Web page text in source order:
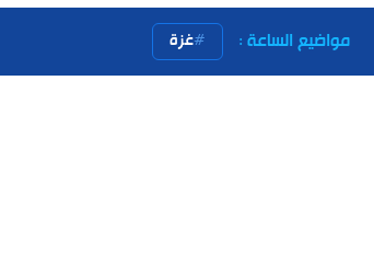
مواضيع الساعة : غزة